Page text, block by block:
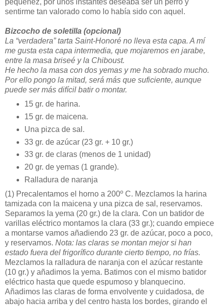
sentirme tan valorado como lo había sido con aquel.
Bizcocho de soletilla (opcional)
La “verdadera” tarta Saint-Honoré no lleva esta capa. A mí
me gusta esta capa intermedia, que mojaremos en jarabe,
entre la masa briseé y la Chiboust.
He hecho la masa con dos yemas y me ha sobrado mucho.
Por ello pongo la mitad, será más que suficiente, aunque
puede ser más difícil batir o montar.
15 gr. de harina.
15 gr. de maicena.
Una pizca de sal.
33 gr. de azúcar (23 gr. + 10 gr.)
33 gr. de claras (menos de 1 unidad)
20 gr. de yemas (1 grande).
Ralladura de naranja
(1) Precalentamos el horno a 200º C. Mezclamos la harina
tamizada con la maicena y una pizca de sal, reservamos.
Separamos la yema (20 gr.) de la clara. Con un batidor de
varillas eléctrico montamos la clara (33 gr.); cuando empiece
a montarse vamos añadiendo 23 gr. de azúcar, poco a poco,
y reservamos. Nota: las claras se montan mejor si han
estado fuera del frigorífico durante cierto tiempo, no frías.
Mezclamos la ralladura de naranja con el azúcar restante
(10 gr.) y añadimos la yema. Batimos con el mismo batidor
eléctrico hasta que quede espumoso y blanquecino.
Añadimos las claras de forma envolvente y cuidadosa, de
abajo hacia arriba y del centro hasta los bordes, girando el